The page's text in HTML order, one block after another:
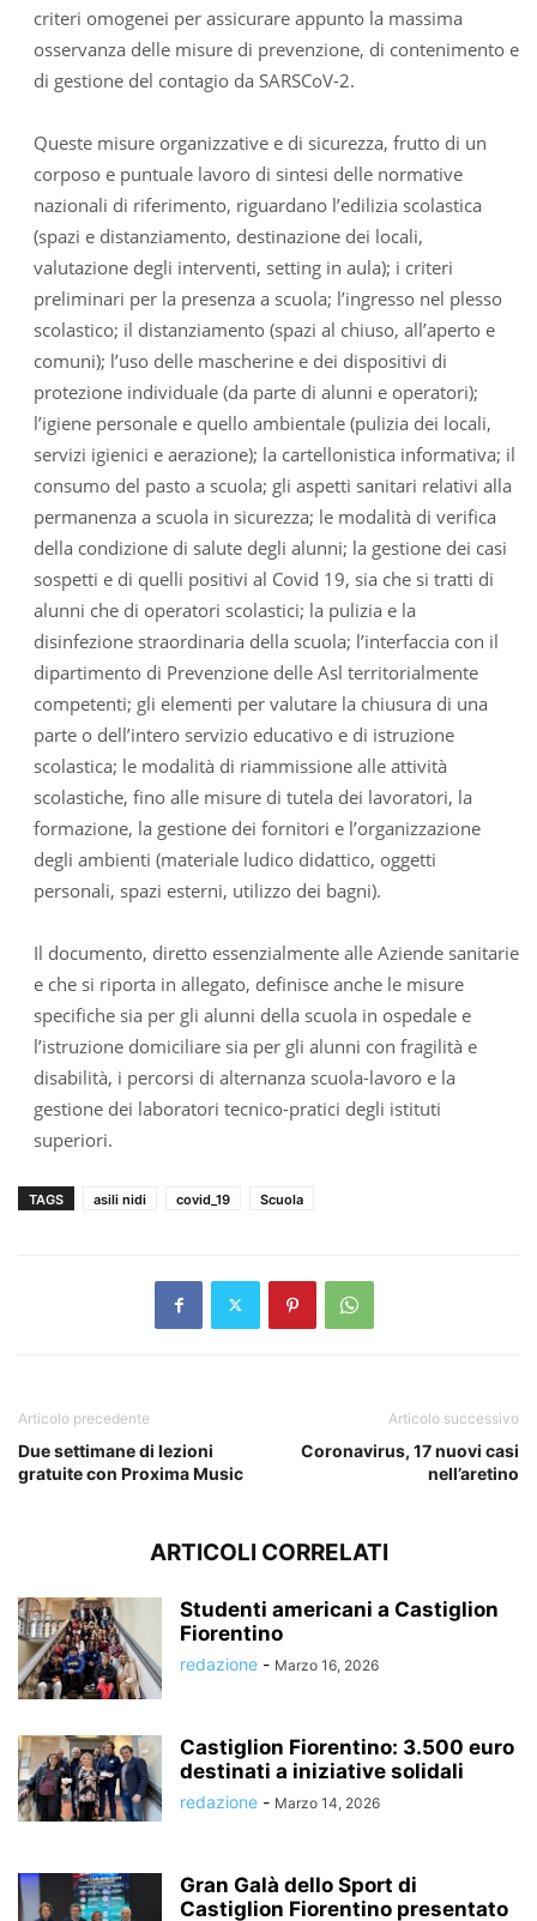
criteri omogenei per assicurare appunto la massima
osservanza delle misure di prevenzione, di contenimento e
di gestione del contagio da SARSCoV-2.
Queste misure organizzative e di sicurezza, frutto di un
corposo e puntuale lavoro di sintesi delle normative
nazionali di riferimento, riguardano l’edilizia scolastica
(spazi e distanziamento, destinazione dei locali,
valutazione degli interventi, setting in aula); i criteri
preliminari per la presenza a scuola; l’ingresso nel plesso
scolastico; il distanziamento (spazi al chiuso, all’aperto e
comuni); l’uso delle mascherine e dei dispositivi di
protezione individuale (da parte di alunni e operatori);
l’igiene personale e quello ambientale (pulizia dei locali,
servizi igienici e aerazione); la cartellonistica informativa; il
consumo del pasto a scuola; gli aspetti sanitari relativi alla
permanenza a scuola in sicurezza; le modalità di verifica
della condizione di salute degli alunni; la gestione dei casi
sospetti e di quelli positivi al Covid 19, sia che si tratti di
alunni che di operatori scolastici; la pulizia e la
disinfezione straordinaria della scuola; l’interfaccia con il
dipartimento di Prevenzione delle Asl territorialmente
competenti; gli elementi per valutare la chiusura di una
parte o dell’intero servizio educativo e di istruzione
scolastica; le modalità di riammissione alle attività
scolastiche, fino alle misure di tutela dei lavoratori, la
formazione, la gestione dei fornitori e l’organizzazione
degli ambienti (materiale ludico didattico, oggetti
personali, spazi esterni, utilizzo dei bagni).
Il documento, diretto essenzialmente alle Aziende sanitarie
e che si riporta in allegato, definisce anche le misure
specifiche sia per gli alunni della scuola in ospedale e
l’istruzione domiciliare sia per gli alunni con fragilità e
disabilità, i percorsi di alternanza scuola-lavoro e la
gestione dei laboratori tecnico-pratici degli istituti
superiori.
TAGS asili nidi covid_19 Scuola
Articolo precedente
Due settimane di lezioni
gratuite con Proxima Music
Articolo successivo
Coronavirus, 17 nuovi casi
nell’aretino
ARTICOLI CORRELATI
Studenti americani a Castiglion
Fiorentino
redazione - Marzo 16, 2026
Castiglion Fiorentino: 3.500 euro
destinati a iniziative solidali
redazione - Marzo 14, 2026
Gran Galà dello Sport di
Castiglion Fiorentino presentato